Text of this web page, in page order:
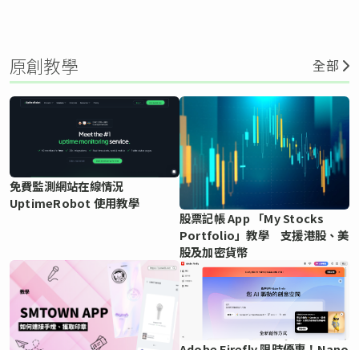
原創教學 全部
免費監測網站在線情況
UptimeRobot 使用教學
股票記帳 App 「My Stocks
Portfolio」教學 支援港股、美
股及加密貨幣